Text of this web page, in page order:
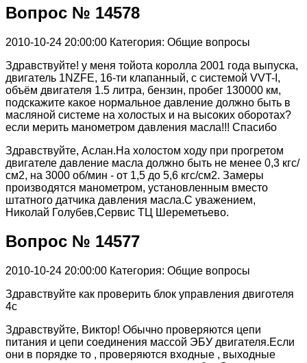
Вопрос № 14578
2010-10-24 20:00:00 Категория: Общие вопросы
Здравствуйте! у меня тойота королла 2001 года выпуска,
двигатель 1NZFE, 16-ти клапанный, с системой VVT-I,
объём двигателя 1.5 литра, бензин, пробег 130000 км,
подскажите какое нормальное давление должно быть в
масляной системе на холостых и на высоких оборотах?
если мерить манометром давления масла!!! Спасибо
Здравствуйте, Аслан.На холостом ходу при прогретом
двигателе давление масла должно быть не менее 0,3 кгс/
см2, на 3000 об/мин - от 1,5 до 5,6 кгс/см2. Замеры
производятся манометром, установленным вместо
штатного датчика давления масла.С уважением,
Николай Голубев,Сервис ТЦ Шереметьево.
Вопрос № 14577
2010-10-24 20:00:00 Категория: Общие вопросы
Здравствуйте как проверить блок управления двиготеля
4с
Здравствуйте, Виктор! Обычно проверяются цепи
питания и цепи соединения массой ЭБУ двигателя.Если
они в порядке то , проверяются входные , выходные